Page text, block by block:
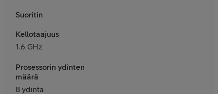
Suoritin
Kellotaajuus
1.6 GHz
Prosessorin ydinten
määrä
8 ydintä